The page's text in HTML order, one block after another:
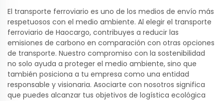
El transporte ferroviario es uno de los medios de envío más
respetuosos con el medio ambiente. Al elegir el transporte
ferroviario de Haocargo, contribuyes a reducir las
emisiones de carbono en comparación con otras opciones
de transporte. Nuestro compromiso con la sostenibilidad
no solo ayuda a proteger el medio ambiente, sino que
también posiciona a tu empresa como una entidad
responsable y visionaria. Asociarte con nosotros significa
que puedes alcanzar tus objetivos de logística ecológica